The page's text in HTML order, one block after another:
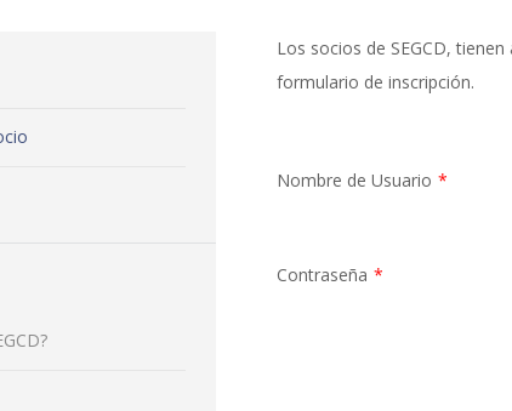
Los socios de SEGCD,
formulario de inscripción.
Nombre de Usuario *
Contraseña *